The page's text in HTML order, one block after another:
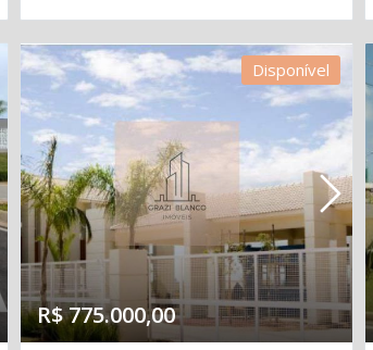
Disponível
R$ 775.000,00